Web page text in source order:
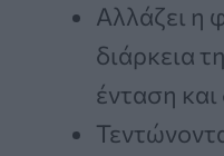
Αλλάζει η
διάρκεια
ένταση